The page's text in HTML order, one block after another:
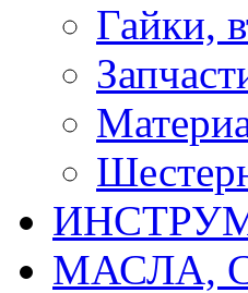
Гайки,
МАСЛА,